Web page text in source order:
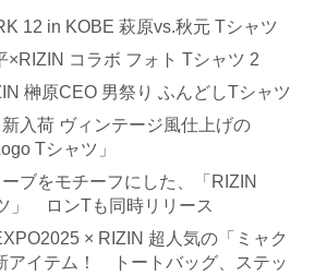
12 in KOBE 萩原vs.秋元 Tシャツ
×RIZIN コラボ フォト Tシャツ 2
榊原CEO 男祭り ふんどしTシャツ
入荷 ヴィンテージ風仕上げの
Tシャツ」
ブをモチーフにした、「RIZIN
」 ロンTも同時リリース
× RIZIN 超人気の「ミャク
アイテム！ トートバッグ、ステッ